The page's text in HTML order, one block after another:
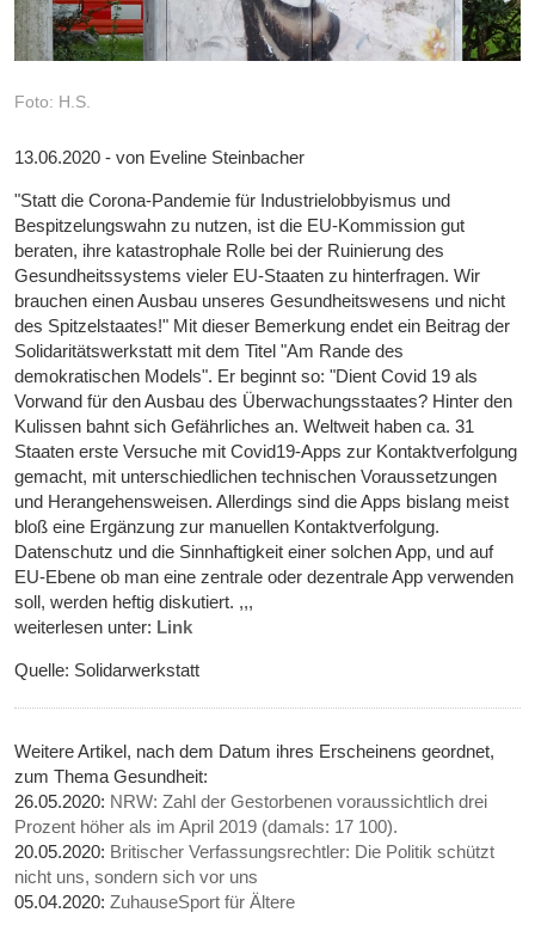
Foto: H.S.
13.06.2020 - von Eveline Steinbacher
"Statt die Corona-Pandemie für Industrielobbyismus und
Bespitzelungswahn zu nutzen, ist die EU-Kommission gut
beraten, ihre katastrophale Rolle bei der Ruinierung des
Gesundheitssystems vieler EU-Staaten zu hinterfragen. Wir
brauchen einen Ausbau unseres Gesundheitswesens und nicht
des Spitzelstaates!" Mit dieser Bemerkung endet ein Beitrag der
Solidaritätswerkstatt mit dem Titel "Am Rande des
demokratischen Models". Er beginnt so: "Dient Covid 19 als
Vorwand für den Ausbau des Überwachungsstaates? Hinter den
Kulissen bahnt sich Gefährliches an. Weltweit haben ca. 31
Staaten erste Versuche mit Covid19-Apps zur Kontaktverfolgung
gemacht, mit unterschiedlichen technischen Voraussetzungen
und Herangehensweisen. Allerdings sind die Apps bislang meist
bloß eine Ergänzung zur manuellen Kontaktverfolgung.
Datenschutz und die Sinnhaftigkeit einer solchen App, und auf
EU-Ebene ob man eine zentrale oder dezentrale App verwenden
soll, werden heftig diskutiert. ,,,
weiterlesen unter: Link
Quelle: Solidarwerkstatt
Weitere Artikel, nach dem Datum ihres Erscheinens geordnet,
zum Thema Gesundheit:
26.05.2020: NRW: Zahl der Gestorbenen voraussichtlich drei
Prozent höher als im April 2019 (damals: 17 100).
20.05.2020: Britischer Verfassungsrechtler: Die Politik schützt
nicht uns, sondern sich vor uns
05.04.2020:ZuhauseSport für Ältere